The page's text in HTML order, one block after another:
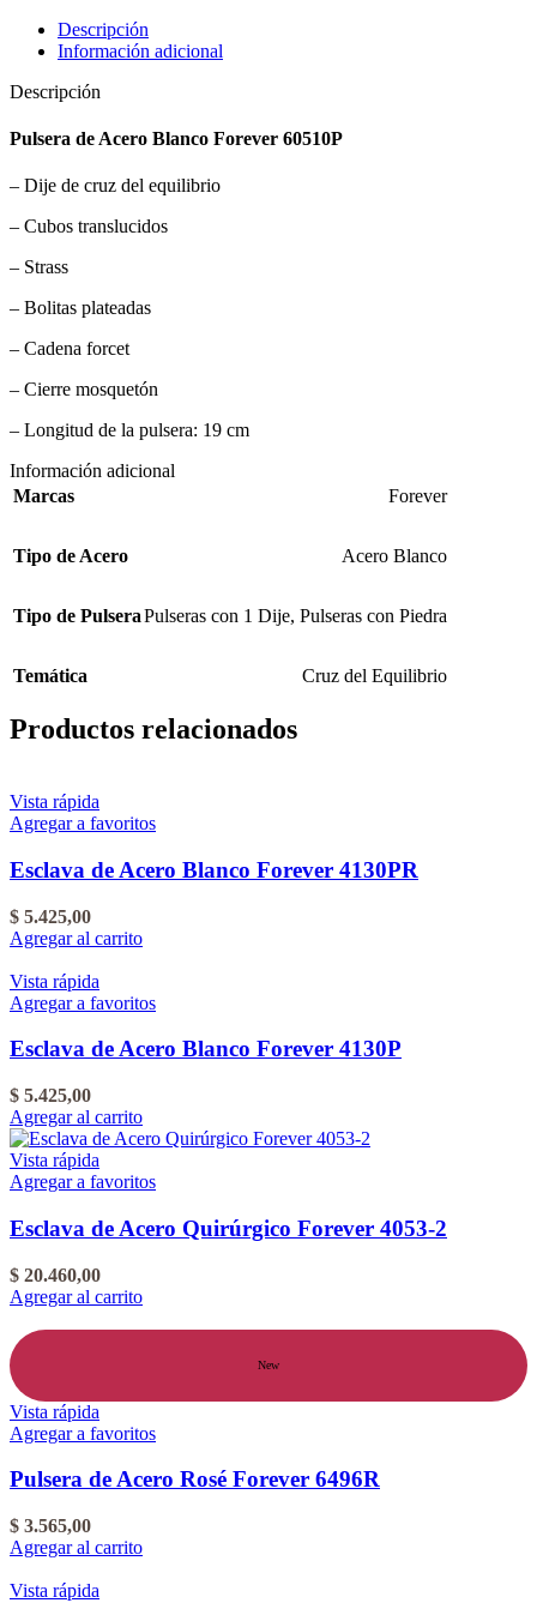
Descripción
Información adicional
Descripción
Pulsera de Acero Blanco Forever 60510P
– Dije de cruz del equilibrio
– Cubos translucidos
– Strass
– Bolitas plateadas
– Cadena forcet
– Cierre mosquetón
– Longitud de la pulsera: 19 cm
Información adicional
Marcas
Forever
Tipo de Acero Acero Blanco
Tipo de PulseraPulseras con 1 Dije, Pulseras con Piedra
Temática Cruz del Equilibrio
Productos relacionados
Vista rápida
Agregar a favoritos
Esclava de Acero Blanco Forever 4130PR
$ 5.425,00
Agregar al carrito
Vista rápida
Agregar a favoritos
Esclava de Acero Blanco Forever 4130P
$ 5.425,00
Agregar al carrito
Vista rápida
Agregar a favoritos
Esclava de Acero Quirúrgico Forever 4053-2
$ 20.460,00
Agregar al carrito
New
Vista rápida
Agregar a favoritos
Pulsera de Acero Rosé Forever 6496R
$ 3.565,00
Agregar al carrito
Vista rápida